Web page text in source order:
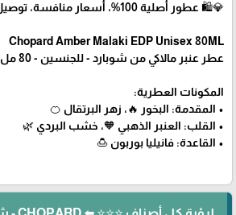
💎🛍️ عطور أصلية 100%، أسعار منافسة، توصيل سريع
Chopard Amber Malaki EDP Unisex 80ML
عطر عنبر مالاكي من شوبارد - للجنسين - 80 مل
المكونات العطرية:
• المقدمة: البخور 🔥، زهر البرتقال 🍊
• القلب: العنبر الذهبي 🧡، خشب البردي 🌿
• القاعدة: فانيليا بوربون 🍮